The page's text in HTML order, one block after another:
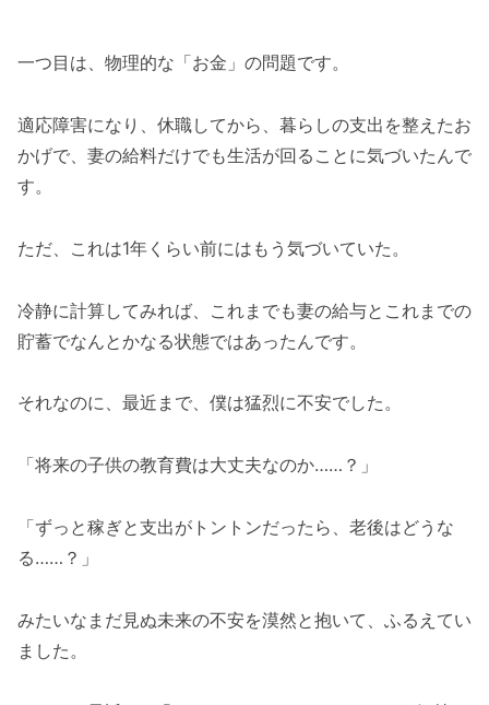
会社をやめたいと思ってから僕がやってきたこ
まとめ
一つ目は、物理的な「お金」の問題です。
適応障害になり、休職してから、暮らしの支出を整えたお
かげで、妻の給料だけでも生活が回ることに気づいたんで
す。
ただ、これは1年くらい前にはもう気づいていた。
冷静に計算してみれば、これまでも妻の給与とこれまでの
貯蓄でなんとかなる状態ではあったんです。
それなのに、最近まで、僕は猛烈に不安でした。
「将来の子供の教育費は大丈夫なのか……？」
「ずっと稼ぎと支出がトントンだったら、老後はどうな
る……？」
みたいなまだ見ぬ未来の不安を漠然と抱いて、ふるえてい
ました。